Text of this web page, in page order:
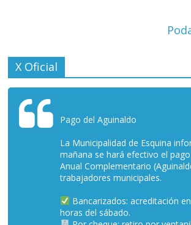
X Oficial
Pago del Aguinaldo
La Municipalidad de Esquina
mañana se hará efectivo el
Anual Complementario
trabajadores municipales.
Bancarizados: acreditación
horas del sábado.